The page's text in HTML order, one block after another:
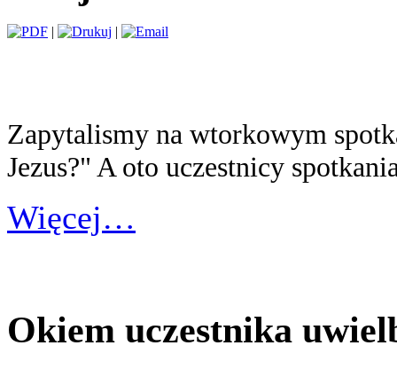
| |
Zapytalismy na wtorkowym
Jezus?" A oto uczestnicy
Więcej…
Okiem uczestnika